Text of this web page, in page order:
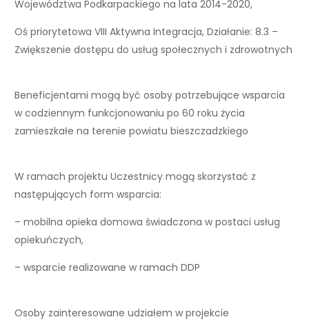
Województwa Podkarpackiego na lata 2014-2020,
Oś priorytetowa VIII Aktywna Integracja, Działanie: 8.3 –
Zwiększenie dostępu do usług społecznych i zdrowotnych
Beneficjentami mogą być osoby potrzebujące wsparcia
w codziennym funkcjonowaniu po 60 roku życia
zamieszkałe na terenie powiatu bieszczadzkiego
W ramach projektu Uczestnicy mogą skorzystać z
następujących form wsparcia:
– mobilna opieka domowa świadczona w postaci usług
opiekuńczych,
– wsparcie realizowane w ramach DDP
Osoby zainteresowane udziałem w projekcie